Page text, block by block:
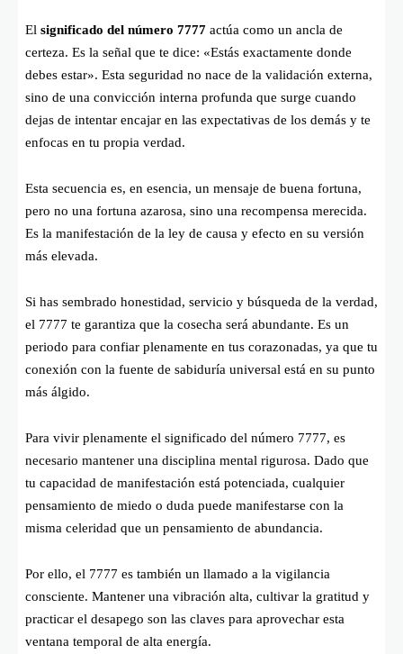
El significado del número 7777 actúa como un ancla de
certeza. Es la señal que te dice: «Estás exactamente donde
debes estar». Esta seguridad no nace de la validación externa,
sino de una convicción interna profunda que surge cuando
dejas de intentar encajar en las expectativas de los demás y te
enfocas en tu propia verdad.
Esta secuencia es, en esencia, un mensaje de buena fortuna,
pero no una fortuna azarosa, sino una recompensa merecida.
Es la manifestación de la ley de causa y efecto en su versión
más elevada.
Si has sembrado honestidad, servicio y búsqueda de la verdad,
el 7777 te garantiza que la cosecha será abundante. Es un
periodo para confiar plenamente en tus corazonadas, ya que tu
conexión con la fuente de sabiduría universal está en su punto
más álgido.
Para vivir plenamente el significado del número 7777, es
necesario mantener una disciplina mental rigurosa. Dado que
tu capacidad de manifestación está potenciada, cualquier
pensamiento de miedo o duda puede manifestarse con la
misma celeridad que un pensamiento de abundancia.
Por ello, el 7777 es también un llamado a la vigilancia
consciente. Mantener una vibración alta, cultivar la gratitud y
practicar el desapego son las claves para aprovechar esta
ventana temporal de alta energía.